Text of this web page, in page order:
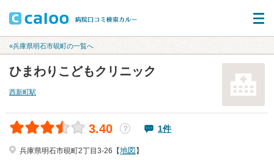
«兵庫県明石市硯町の一覧へ
ひまわりこどもクリニック
西新町駅
3.40 ？ 1件
兵庫県明石市硯町2丁目3-26【地図 】